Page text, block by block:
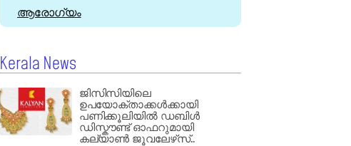
ആരോഗ്യം
Kerala News
ജിസിസിയിലെ
ഉപയോക്താക്കൾക്കായി
പണിക്കൂലിയിൽ ഡബിൾ
ഡിസ്കൗണ്ട് ഓഫറുമായി
കല്യാൺ ജൂവലേഴ്‌സ്..